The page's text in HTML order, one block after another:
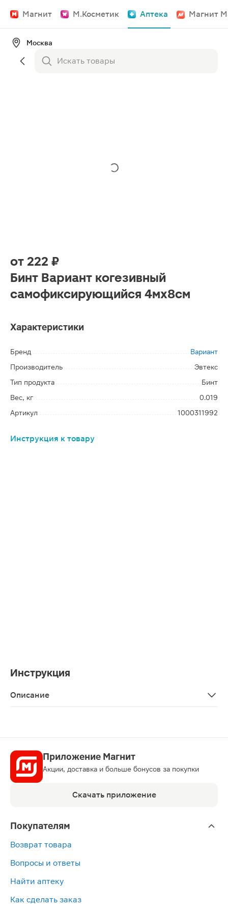
Магнит М.Косметик Аптека Магнит
Москва
от 222 ₽
Бинт Вариант когезивный
самофиксирующийся 4мх8см
Характеристики
Бренд
Вариант
Производитель
Эвтекс
Тип продукта
Бинт
Вес, кг
0.019
Артикул
1000311992
Инструкция к товару
Инструкция
Описание
Приложение Магнит
Акции, доставка и больше бонусов за покупки
Скачать приложение
Покупателям
Возврат товара
Вопросы и ответы
Найти аптеку
Как сделать заказ